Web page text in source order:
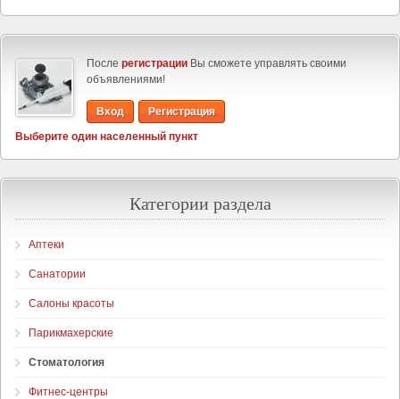
После регистрации Вы сможете управлять своими
объявлениями!
Вход
Регистрация
Выберите один населенный пункт
Категории раздела
Аптеки
Санатории
Салоны красоты
Парикмахерские
Стоматология
Фитнес-центры